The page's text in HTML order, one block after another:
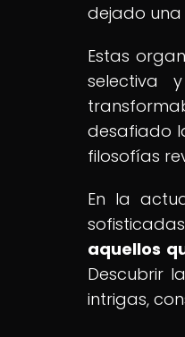
dejado una
Estas
selectiva
desafiado
filosofías
En la
aquellos
Descubrir
intrigas,